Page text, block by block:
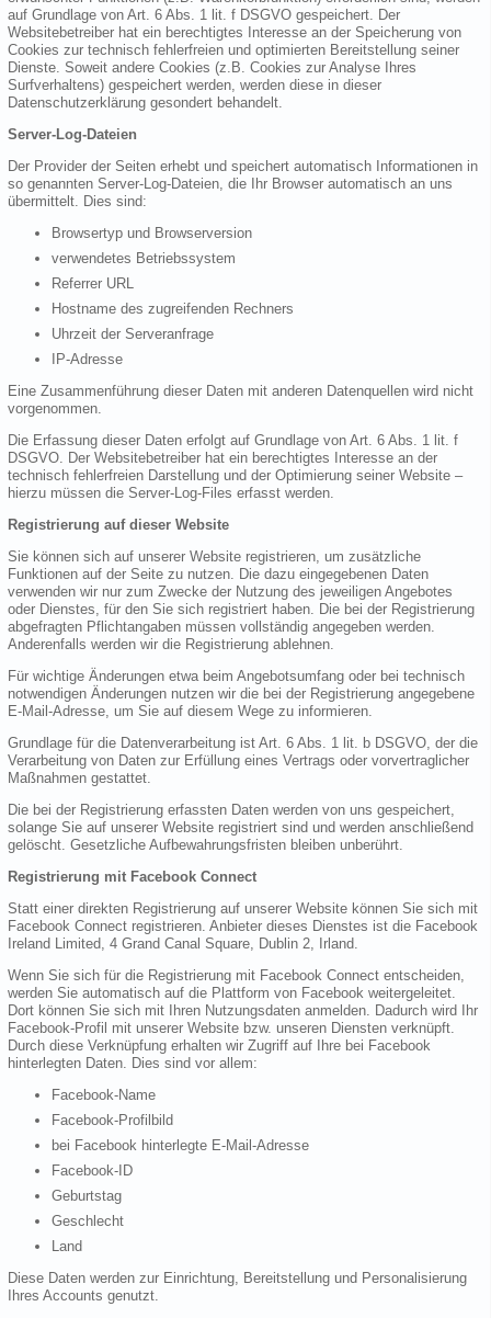
auf Grundlage von Art. 6 Abs. 1 lit. f DSGVO gespeichert. Der
Websitebetreiber hat ein berechtigtes Interesse an der Speicherung von
Cookies zur technisch fehlerfreien und optimierten Bereitstellung seiner
Dienste. Soweit andere Cookies (z.B. Cookies zur Analyse Ihres
Surfverhaltens) gespeichert werden, werden diese in dieser
Datenschutzerklärung gesondert behandelt.
Server-Log-Dateien
Der Provider der Seiten erhebt und speichert automatisch Informationen in
so genannten Server-Log-Dateien, die Ihr Browser automatisch an uns
übermittelt. Dies sind:
Browsertyp und Browserversion
verwendetes Betriebssystem
Referrer URL
Hostname des zugreifenden Rechners
Uhrzeit der Serveranfrage
IP-Adresse
Eine Zusammenführung dieser Daten mit anderen Datenquellen wird nicht
vorgenommen.
Die Erfassung dieser Daten erfolgt auf Grundlage von Art. 6 Abs. 1 lit. f
DSGVO. Der Websitebetreiber hat ein berechtigtes Interesse an der
technisch fehlerfreien Darstellung und der Optimierung seiner Website –
hierzu müssen die Server-Log-Files erfasst werden.
Registrierung auf dieser Website
Sie können sich auf unserer Website registrieren, um zusätzliche
Funktionen auf der Seite zu nutzen. Die dazu eingegebenen Daten
verwenden wir nur zum Zwecke der Nutzung des jeweiligen Angebotes
oder Dienstes, für den Sie sich registriert haben. Die bei der Registrierung
abgefragten Pflichtangaben müssen vollständig angegeben werden.
Anderenfalls werden wir die Registrierung ablehnen.
Für wichtige Änderungen etwa beim Angebotsumfang oder bei technisch
notwendigen Änderungen nutzen wir die bei der Registrierung angegebene
E-Mail-Adresse, um Sie auf diesem Wege zu informieren.
Grundlage für die Datenverarbeitung ist Art. 6 Abs. 1 lit. b DSGVO, der die
Verarbeitung von Daten zur Erfüllung eines Vertrags oder vorvertraglicher
Maßnahmen gestattet.
Die bei der Registrierung erfassten Daten werden von uns gespeichert,
solange Sie auf unserer Website registriert sind und werden anschließend
gelöscht. Gesetzliche Aufbewahrungsfristen bleiben unberührt.
Registrierung mit Facebook Connect
Statt einer direkten Registrierung auf unserer Website können Sie sich mit
Facebook Connect registrieren. Anbieter dieses Dienstes ist die Facebook
Ireland Limited, 4 Grand Canal Square, Dublin 2, Irland.
Wenn Sie sich für die Registrierung mit Facebook Connect entscheiden,
werden Sie automatisch auf die Plattform von Facebook weitergeleitet.
Dort können Sie sich mit Ihren Nutzungsdaten anmelden. Dadurch wird Ihr
Facebook-Profil mit unserer Website bzw. unseren Diensten verknüpft.
Durch diese Verknüpfung erhalten wir Zugriff auf Ihre bei Facebook
hinterlegten Daten. Dies sind vor allem:
Facebook-Name
Facebook-Profilbild
bei Facebook hinterlegte E-Mail-Adresse
Facebook-ID
Geburtstag
Geschlecht
Land
Diese Daten werden zur Einrichtung, Bereitstellung und Personalisierung
Ihres Accounts genutzt.